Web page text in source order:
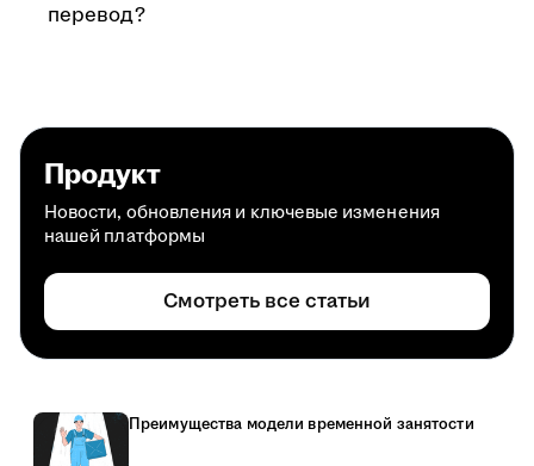
перевод?
Продукт
Новости, обновления и ключевые изменения
нашей платформы
Смотреть все статьи
Преимущества модели временной занятости